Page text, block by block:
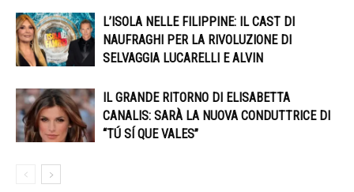
L’ISOLA NELLE FILIPPINE: IL CAST DI
NAUFRAGHI PER LA RIVOLUZIONE DI
SELVAGGIA LUCARELLI E ALVIN
IL GRANDE RITORNO DI ELISABETTA
CANALIS: SARÀ LA NUOVA CONDUTTRICE DI
“TÚ SÍ QUE VALES”